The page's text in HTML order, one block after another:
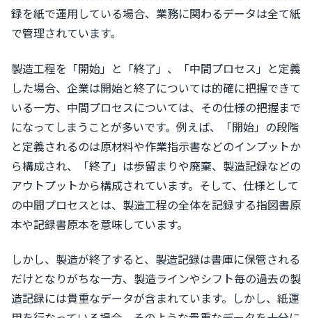
録を紙で運用している場合、業務に関わるデータは全て紙
で管理されています。
製造工程を「開始」と「終了」、「中間プロセス」と定義
した場合、企業は開始と終了については的確に把握できて
いる一方、中間プロセスについては、その仕様の把握まで
になってしまうことが多いです。例えば、「開始」の段階
と定義されるのは原材料や作業指示書などのインプットか
ら構成され、「終了」は歩留まりや廃棄、製造記録などの
アウトプットから構成されています。そして、仕様として
の中間プロセスとは、製造工程の全体を記録する指図書原
本や記録書原本を意味しています。
しかし、製造が終了すると、製造記録は書庫に保管される
だけとなりがちな一方、製造ラインやシフト毎の過去の製
造記録には貴重なデータが含まれています。しかし、紙運